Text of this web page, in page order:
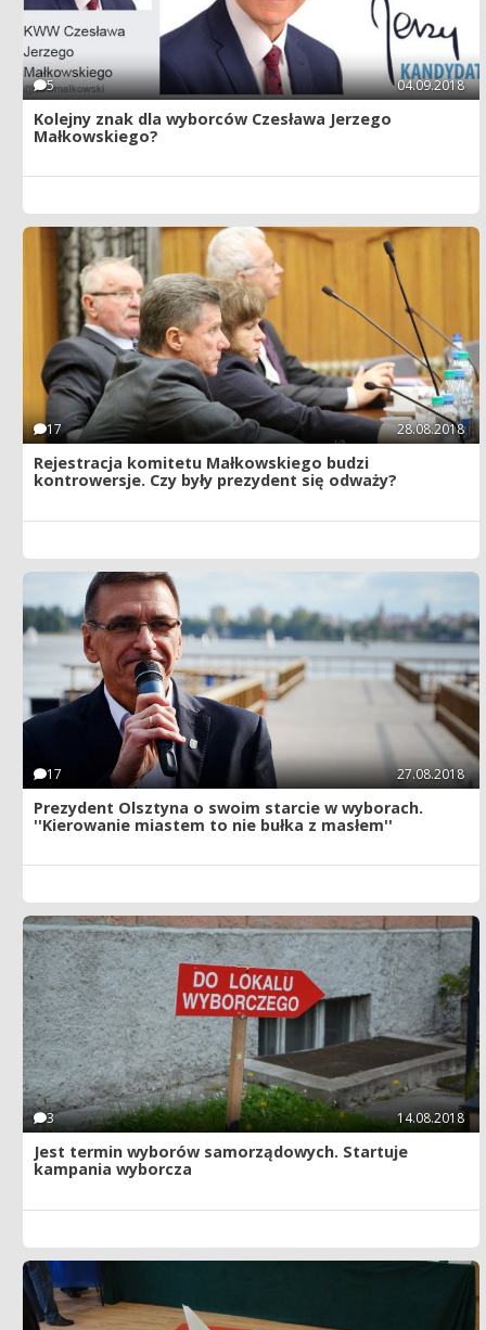
5 04.09.2018
Kolejny znak dla wyborców Czesława Jerzego
Małkowskiego?
17 28.08.2018
Rejestracja komitetu Małkowskiego budzi
kontrowersje. Czy były prezydent się odważy?
17 27.08.2018
Prezydent Olsztyna o swoim starcie w wyborach.
''Kierowanie miastem to nie bułka z masłem''
3 14.08.2018
Jest termin wyborów samorządowych. Startuje
kampania wyborcza